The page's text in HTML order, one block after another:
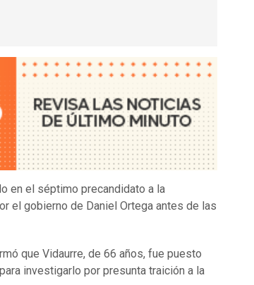
en el séptimo precandidato a la
el gobierno de Daniel Ortega antes de las
que Vidaurre, de 66 años, fue puesto
investigarlo por presunta traición a la